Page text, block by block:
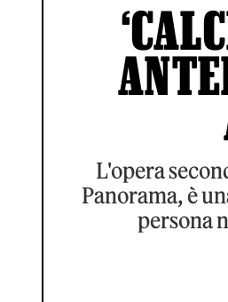
L'opera
Panorama, è
persona